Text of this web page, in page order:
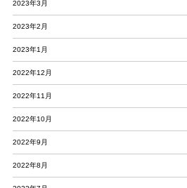
2023年3月
2023年2月
2023年1月
2022年12月
2022年11月
2022年10月
2022年9月
2022年8月